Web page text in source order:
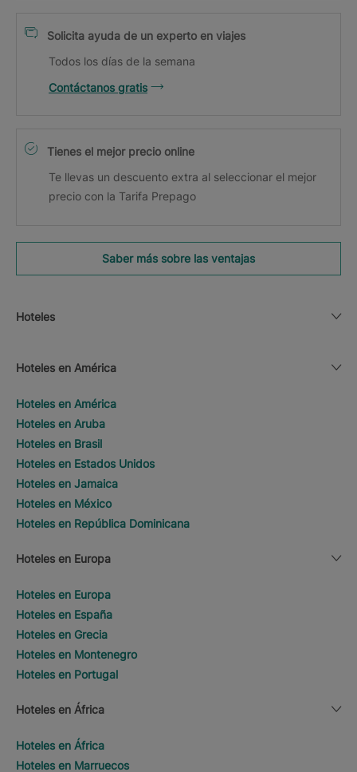
Solicita ayuda de un experto en viajes
Todos los días de la semana
Contáctanos gratis
Tienes el mejor precio online
Te llevas un descuento extra al seleccionar el mejor
precio con la Tarifa Prepago
Saber más sobre las ventajas
Hoteles
Hoteles en América
Hoteles en América
Hoteles en Aruba
Hoteles en Brasil
Hoteles en Estados Unidos
Hoteles en Jamaica
Hoteles en México
Hoteles en República Dominicana
Hoteles en Europa
Hoteles en Europa
Hoteles en España
Hoteles en Grecia
Hoteles en Montenegro
Hoteles en Portugal
Hoteles en África
Hoteles en África
Hoteles en Marruecos